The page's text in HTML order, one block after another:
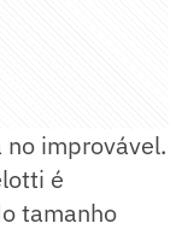
improvável.
é
tamanho